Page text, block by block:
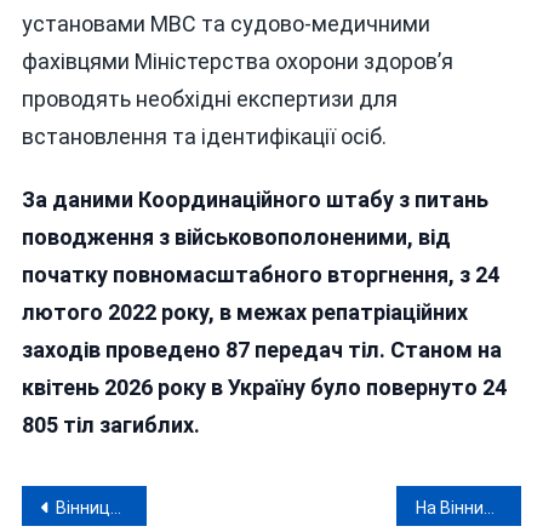
установами МВС та судово-медичними
фахівцями Міністерства охорони здоров’я
проводять необхідні експертизи для
встановлення та ідентифікації осіб.
За даними Координаційного штабу з питань
поводження з військовополоненими, від
початку повномасштабного вторгнення, з 24
лютого 2022 року, в межах репатріаційних
заходів проведено 87 передач тіл. Станом на
квітень 2026 року в Україну було повернуто 24
805 тіл загиблих.
Навігація
Вінницька ОВА продовжує роздавати державні ліси приватним фірмам із сумнівним бекграундом На Вінниччині судитимуть засновника закладу для сиріт: він систематично ґвалтував неповнолітніх вихованок